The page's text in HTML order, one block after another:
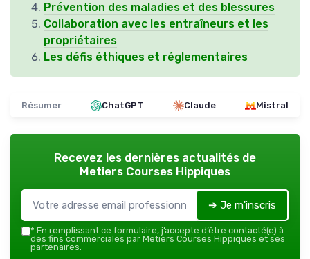
Prévention des maladies et des blessures
Collaboration avec les entraîneurs et les
propriétaires
Les défis éthiques et réglementaires
Résumer ChatGPT Claude Mistral
Recevez les dernières actualités de
Metiers Courses Hippiques
➔ Je m'inscris
* En remplissant ce formulaire, j’accepte d’être contacté(e) à
des fins commerciales par Metiers Courses Hippiques et ses
partenaires.